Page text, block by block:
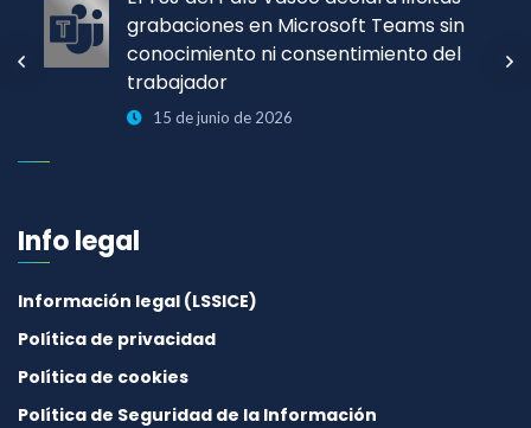
grabaciones en Microsoft Teams sin
conocimiento ni consentimiento del
trabajador
15 de junio de 2026
Info legal
Información legal (LSSICE)
Política de privacidad
Política de cookies
Política de Seguridad de la Información